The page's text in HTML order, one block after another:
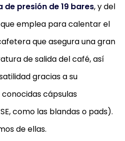
de presión de 19 bares, y del
que emplea para calentar el
que asegura una gran
de salida del café, así
gracias a su
cápsulas
como las blandas o pads).
de ellas.